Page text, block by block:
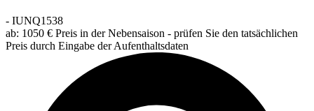
- IUNQ1538
ab: 1050 € Preis in der Nebensaison - prüfen Sie den tatsächlichen
Preis durch Eingabe der Aufenthaltsdaten